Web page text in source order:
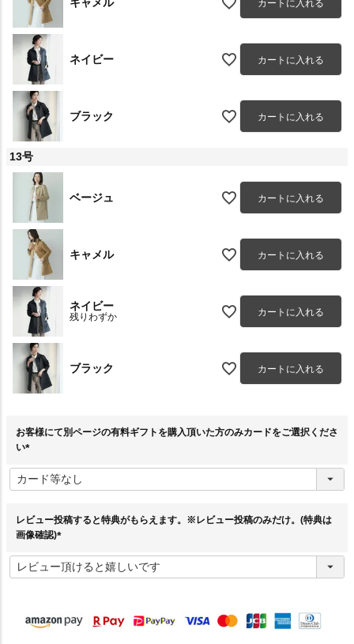
カートに入れる
ネイビー カートに入れる
ブラック カートに入れる
13号
ベージュ カートに入れる
キャメル カートに入れる
ネイビー
残りわずか カートに入れる
ブラック カートに入れる
お客様にて別ページの有料ギフトを購入頂いた方のみカードをご選択くださ
い
必
須
レビュー投稿すると特典がもらえます。※レビュー投稿のみだけ。(特典は
画像確認)
必
須